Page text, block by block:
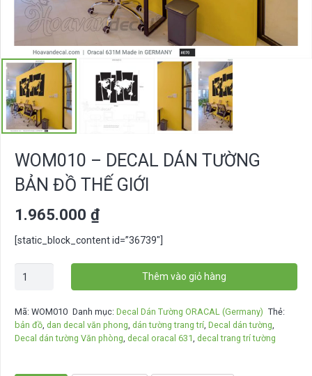
WOM010 – DECAL DÁN TƯỜNG
BẢN ĐỒ THẾ GIỚI
1.965.000 ₫
[static_block_content id=”36739″]
dán
tường
Thêm vào giỏ hàng
Mã: WOM010 Danh mục:Decal Dán Tường ORACAL (Germany) Thẻ:
bản đồ, dan decal văn phong, dán tường trang trí, Decal dán tường,
Decal dán tường Văn phòng, decal oracal 631, decal trang trí tường